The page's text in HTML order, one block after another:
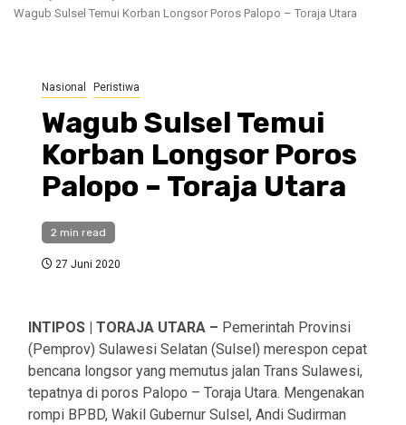
Wagub Sulsel Temui Korban Longsor Poros Palopo – Toraja Utara
Nasional Peristiwa
Wagub Sulsel Temui
Korban Longsor Poros
Palopo – Toraja Utara
2 min read
27 Juni 2020
INTIPOS | TORAJA UTARA – Pemerintah Provinsi
(Pemprov) Sulawesi Selatan (Sulsel) merespon cepat
bencana longsor yang memutus jalan Trans Sulawesi,
tepatnya di poros Palopo – Toraja Utara. Mengenakan
rompi BPBD, Wakil Gubernur Sulsel, Andi Sudirman